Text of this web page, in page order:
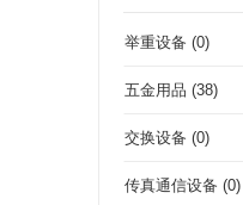
举重设备 (0)
五金用品 (38)
交换设备 (0)
传真通信设备 (0)